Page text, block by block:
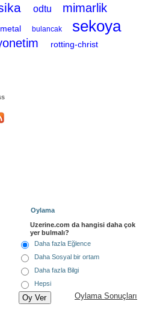
odtu mimarlik
bulancak sekoya
rotting-christ
Oylama
Uzerine.com da hangisi daha çok
yer bulmalı?
Daha fazla Eğlence
Daha Sosyal bir ortam
Daha fazla Bilgi
Hepsi
Oylama Sonuçları